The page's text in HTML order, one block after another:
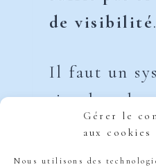
Gérer le
aux cookies
Nous utilisons des
de visibilité.
Il faut un
simple,
quotidien,
savoir où